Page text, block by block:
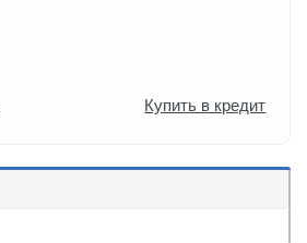
Купить в кредит